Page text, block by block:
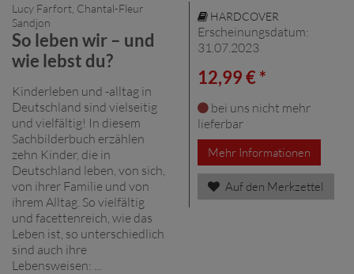
Lucy Farfort, Chantal-Fleur
Sandjon
So leben wir – und
wie lebst du?
Kinderleben und -alltag in
Deutschland sind vielseitig
und vielfältig! In diesem
Sachbilderbuch erzählen
zehn Kinder, die in
Deutschland leben, von sich,
von ihrer Familie und von
ihrem Alltag. So vielfältig
und facettenreich, wie das
Leben ist, so unterschiedlich
sind auch ihre
Lebensweisen: ...
HARDCOVER
Erscheinungsdatum:
31.07.2023
12,99 € *
bei uns nicht mehr
lieferbar
Mehr Informationen
Auf den Merkzettel